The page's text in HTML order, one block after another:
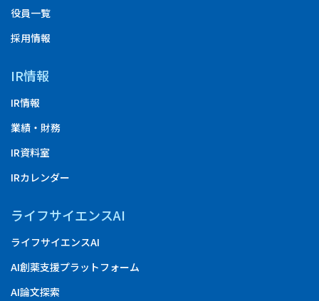
役員一覧
採用情報
IR情報
IR情報
業績・財務
IR資料室
IRカレンダー
ライフサイエンスAI
ライフサイエンスAI
AI創薬支援プラットフォーム
AI論文探索